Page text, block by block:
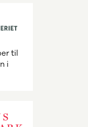
til
i